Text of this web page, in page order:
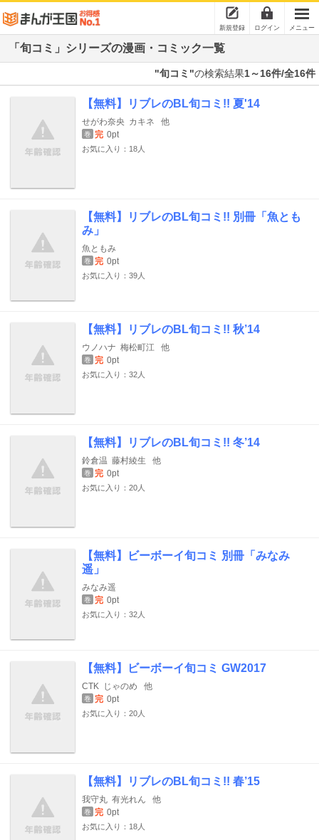
新規登録 ログイン メニュー
「旬コミ」シリーズの漫画・コミック一覧
"旬コミ"の検索結果1～16件/全16件
【無料】リブレのBL旬コミ!! 夏'14
せがわ奈央 カキネ 他
巻 完 0pt
お気に入り：18人
【無料】リブレのBL旬コミ!! 別冊「魚とも
み」
魚ともみ
巻 完 0pt
お気に入り：39人
【無料】リブレのBL旬コミ!! 秋’14
ウノハナ 梅松町江 他
巻 完 0pt
お気に入り：32人
【無料】リブレのBL旬コミ!! 冬’14
鈴倉温 藤村綾生 他
巻 完 0pt
お気に入り：20人
【無料】ビーボーイ旬コミ 別冊「みなみ
遥」
みなみ遥
巻 完 0pt
お気に入り：32人
【無料】ビーボーイ旬コミ GW2017
CTK じゃのめ 他
巻 完 0pt
お気に入り：20人
【無料】リブレのBL旬コミ!! 春’15
我守丸 有光れん 他
巻 完 0pt
お気に入り：18人